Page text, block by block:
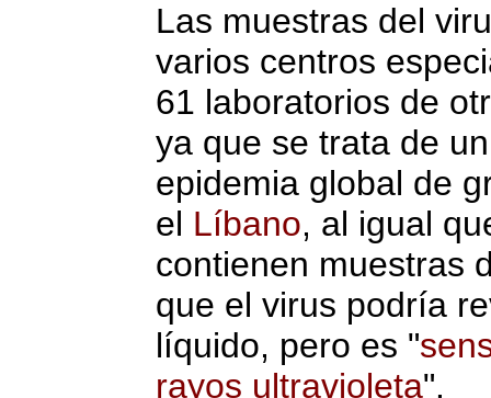
Las muestras del
varios centros
61 laboratorios de
ya que se trata de
epidemia global de
el Líbano, al igual
contienen muestras
que el virus podría
líquido, pero es "
rayos ultravioleta".